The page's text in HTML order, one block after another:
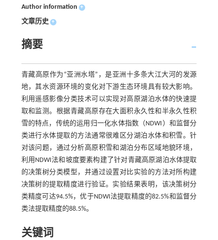
Author information +
文章历史 +
摘要
青藏高原作为“亚洲水塔”，是亚洲十多条大江大河的发源
地，其水资源环境的变化对下游生态环境具有较大影响。
利用遥感影像分类技术可以实现对高原湖泊水体的快速提
取和监测。根据青藏高原存在大面积永久性和半永久性积
雪的特点，传统的运用归一化水体指数（NDWI）和监督分
类进行水体提取的方法通常很难区分湖泊水体和积雪。针
对该问题，通过分析高原积雪和湖泊分布区域地貌环境，
利用NDWI法和坡度要素构建了针对青藏高原湖泊水体提取
的决策树分类模型，并通过设置对比实验的方法对所构建
决策树的提取精度进行验证。实验结果表明，该决策树分
类精度可达94.5%，优于NDWI法提取精度的82.5%和监督分
类法提取精度的88.5%。
关键词